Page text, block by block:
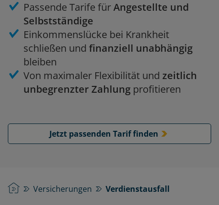
Passende Tarife fürAngestellte und
Selbstständige
Einkommenslücke bei Krankheit
schließen und finanziell unabhängig
bleiben
Von maximaler Flexibilität und zeitlich
unbegrenzter Zahlung profitieren
Jetzt passenden Tarif finden
StartseiteVersicherungen Verdienstausfall